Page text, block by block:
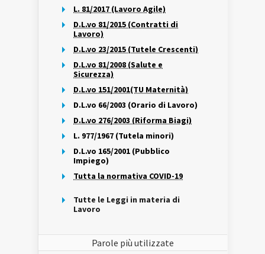
L. 81/2017 (Lavoro Agile)
D.L.vo 81/2015 (Contratti di
Lavoro)
D.L.vo 23/2015 (Tutele Crescenti)
D.L.vo 81/2008 (Salute e
Sicurezza)
D.L.vo 151/2001(TU Maternità)
D.L.vo 66/2003 (Orario di Lavoro)
D.L.vo 276/2003 (Riforma Biagi)
L. 977/1967 (Tutela minori)
D.L.vo 165/2001 (Pubblico
Impiego)
Tutta la normativa COVID-19
Tutte le Leggi in materia di
Lavoro
Parole più utilizzate